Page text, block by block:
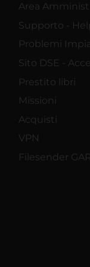
Area
Supporto -
Problemi
Sito DSE -
Prestito libri
Missioni
Acquisti
VPN
Filesender